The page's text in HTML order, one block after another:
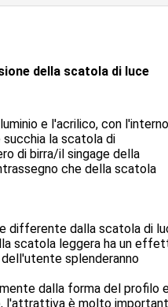
della scatola di luce
e l'acrilico, con l'interno
la scatola di
di birra/il singage della
che della scatola
differente dalla scatola di
scatola leggera ha un
splenderanno
dalla forma del profilo
l'attrattiva è molto